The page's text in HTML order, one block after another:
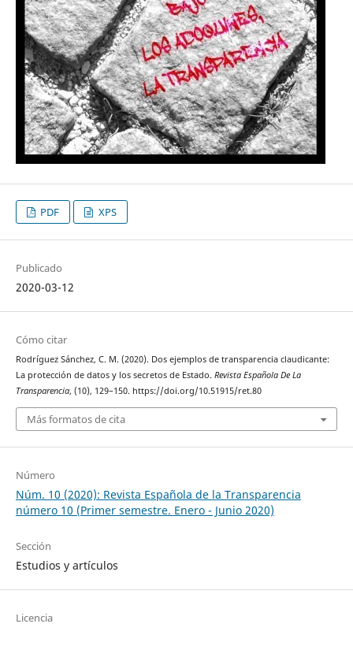
PDF XPS
Publicado
2020-03-12
Cómo citar
Rodríguez Sánchez, C. M. (2020). Dos ejemplos de transparencia claudicante:
La protección de datos y los secretos de Estado. Revista Española De La
Transparencia, (10), 129–150. https://doi.org/10.51915/ret.80
Más formatos de cita
Número
Núm. 10 (2020): Revista Española de la Transparencia
número 10 (Primer semestre. Enero - Junio 2020)
Sección
Estudios y artículos
Licencia